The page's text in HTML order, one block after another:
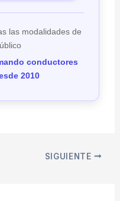
las modalidades de
conductores
2010
SIGUIENTE